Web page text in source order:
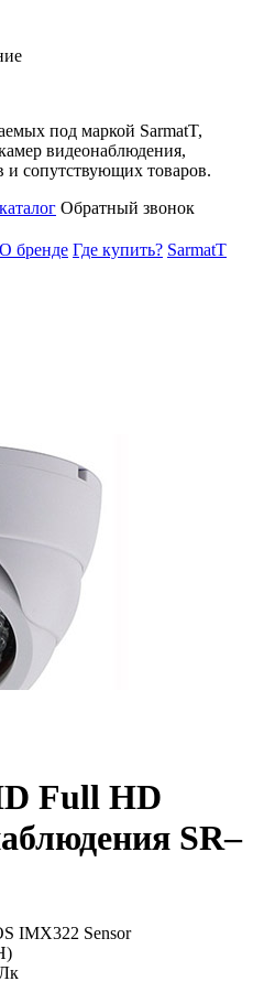
под маркой SarmatT,
видеонаблюдения,
и сопутствующих товаров.
Обратный звонок
О бренде Где купить? SarmatT
Full HD
SR–
IMX322 Sensor